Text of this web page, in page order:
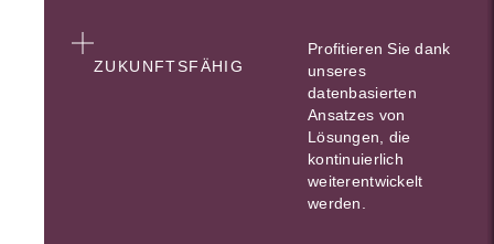
ZUKUNFTSFÄHIG
Profitieren Sie dank
unseres
datenbasierten
Ansatzes von
Lösungen, die
kontinuierlich
weiterentwickelt
werden.